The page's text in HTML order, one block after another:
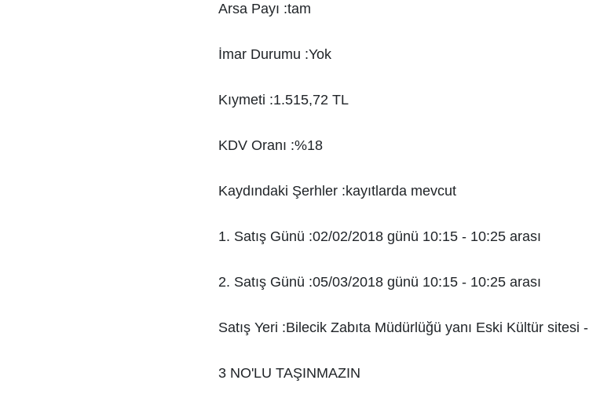
Arsa Payı :tam
İmar Durumu :Yok
Kıymeti :1.515,72 TL
KDV Oranı :%18
Kaydındaki Şerhler :kayıtlarda mevcut
1. Satış Günü :02/02/2018 günü 10:15 - 10:25 arası
2. Satış Günü :05/03/2018 günü 10:15 - 10:25 arası
Satış Yeri :Bilecik Zabıta Müdürlüğü yanı Eski Kültür sitesi -
3 NO'LU TAŞINMAZIN